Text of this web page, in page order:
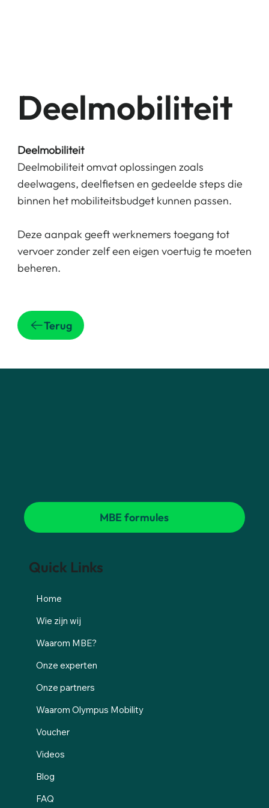
Deelmobiliteit
Deelmobiliteit omvat oplossingen zoals
deelwagens, deelfietsen en gedeelde steps die
binnen het mobiliteitsbudget kunnen passen.
Deze aanpak geeft werknemers toegang tot
vervoer zonder zelf een eigen voertuig te moeten
beheren.
Deelmobiliteit
Terug
Quick Links
Home
Wie zijn wij
Waarom MBE?
Onze experten
Onze partners
Waarom Olympus Mobility
Voucher
Videos
Blog
FAQ
MBE formules